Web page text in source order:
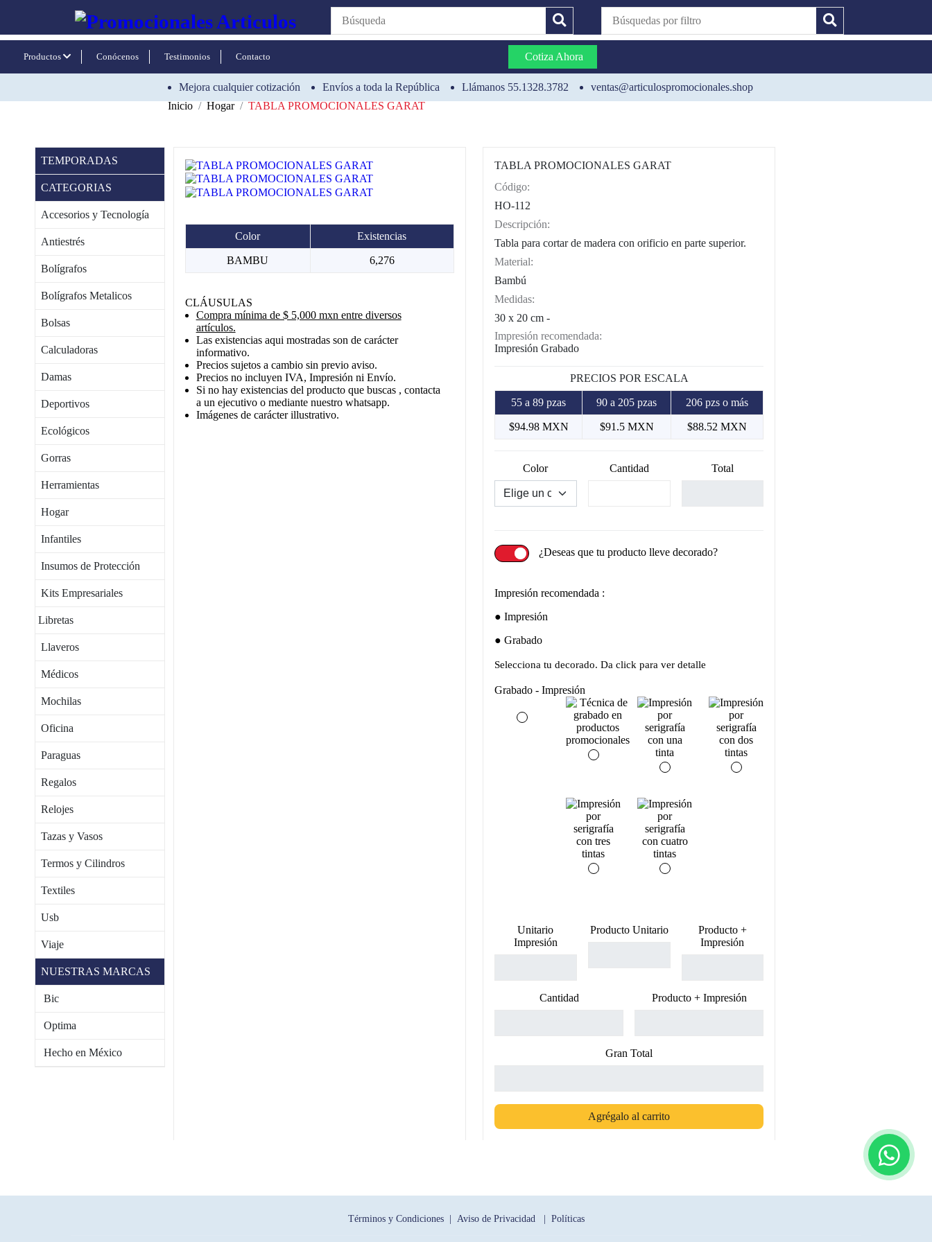
Productos Conócenos Testimonios Contacto Cotiza Ahora
Mejora cualquier cotización Envíos a toda la República Llámanos 55.1328.3782
ventas@articulospromocionales.shop
Inicio
Hogar TABLA PROMOCIONALES GARAT
TEMPORADAS
CATEGORIAS
Accesorios y Tecnología
Antiestrés
Bolígrafos
Bolígrafos Metalicos
Bolsas
Calculadoras
Damas
Deportivos
Ecológicos
Gorras
Herramientas
Hogar
Infantiles
Insumos de Protección
Kits Empresariales
Libretas
Llaveros
Médicos
Mochilas
Oficina
Paraguas
Regalos
Relojes
Tazas y Vasos
Termos y Cilindros
Textiles
Usb
Viaje
NUESTRAS MARCAS
Bic
Optima
Hecho en México
Color Existencias
BAMBU 6,276
CLÁUSULAS
Compra mínima de $ 5,000 mxn entre diversos
artículos.
Las existencias aqui mostradas son de carácter
informativo.
Precios sujetos a cambio sin previo aviso.
Precios no incluyen IVA, Impresión ni Envío.
Si no hay existencias del producto que buscas , contacta
a un ejecutivo o mediante nuestro whatsapp.
Imágenes de carácter illustrativo.
TABLA PROMOCIONALES GARAT
Código:
HO-112
Descripción:
Tabla para cortar de madera con orificio en parte superior.
Material:
Bambú
Medidas:
30 x 20 cm -
Impresión recomendada:
Impresión Grabado
PRECIOS POR ESCALA
55 a 89 pzas 90 a 205 pzas 206 pzs o más
$94.98 MXN $91.5 MXN $88.52 MXN
Color Cantidad Total
¿Deseas que tu producto lleve decorado?
Impresión recomendada :
Impresión
Grabado
Selecciona tu decorado. Da click para ver detalle
Grabado - Impresión
Unitario
Impresión
Producto Unitario
Producto +
Impresión
Cantidad Producto + Impresión
Gran Total
Agrégalo al carrito
Términos y Condiciones | Aviso de Privacidad | Políticas